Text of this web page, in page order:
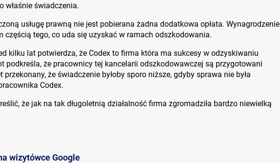
właśnie świadczenia.
usługę prawną nie jest pobierana żadna dodatkowa opłata. Wynagrodzenie
częścią tego, co uda się uzyskać w ramach odszkodowania.
kilku lat potwierdza, że Codex to firma która ma sukcesy w odzyskiwaniu
podkreśla, że pracownicy tej kancelarii odszkodowawczej są przygotowani
przekonany, że świadczenie byłoby sporo niższe, gdyby sprawa nie była
Codex.
że jak na tak długoletnią działalność firma zgromadziła bardzo niewielką
wizytówce Google